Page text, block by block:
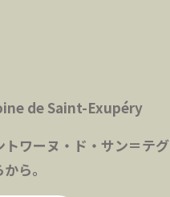
de Saint-Exupéry
ワーヌ・ド・サン＝テグ
ら。